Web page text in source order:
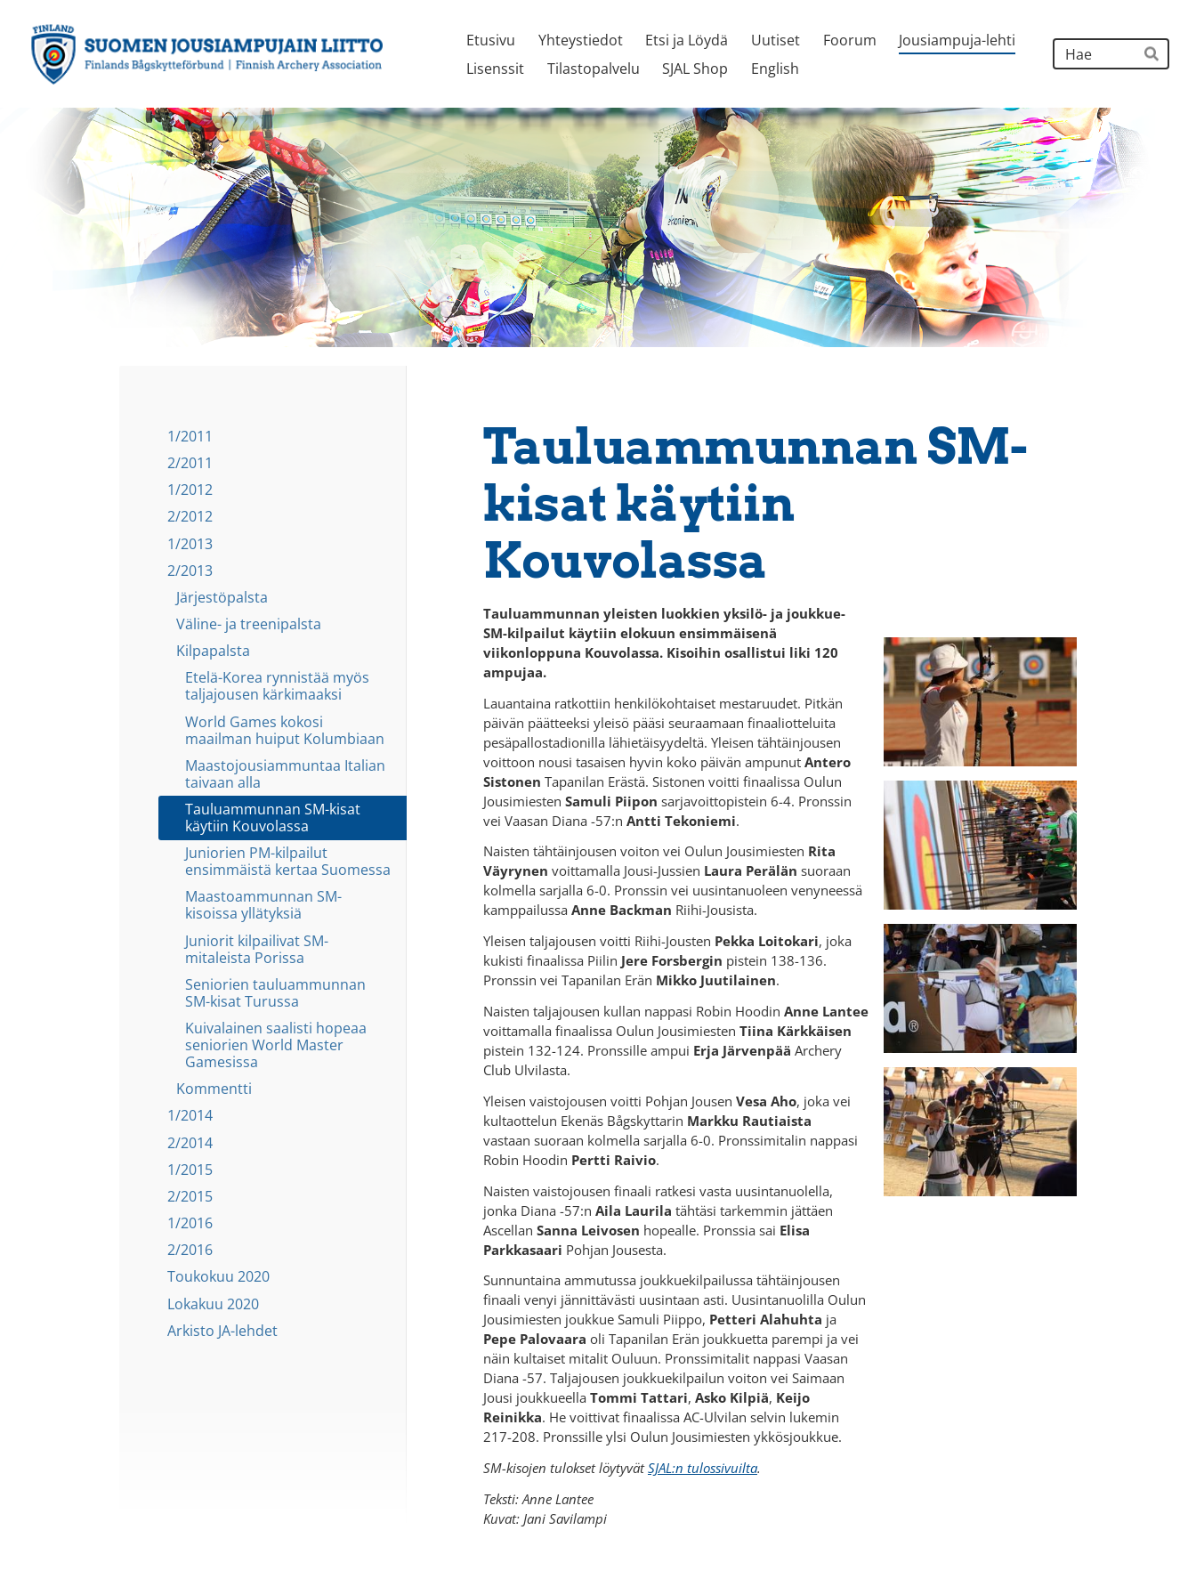
sivun
sisältöön
Suomen Jousiampujain Liitto ry
Etusivu Yhteystiedot Etsi ja Löydä Uutiset Foorum
Jousiampuja-lehti
Lisenssit
Tilastopalvelu SJAL Shop English Hae
1/2011
2/2011
1/2012
2/2012
1/2013
2/2013
Järjestöpalsta
Väline- ja treenipalsta
Kilpapalsta
Etelä-Korea rynnistää myös
taljajousen kärkimaaksi
World Games kokosi
maailman huiput Kolumbiaan
Maastojousiammuntaa Italian
taivaan alla
Tauluammunnan SM-kisat
käytiin Kouvolassa
Juniorien PM-kilpailut
ensimmäistä kertaa Suomessa
Maastoammunnan SM-
kisoissa yllätyksiä
Juniorit kilpailivat SM-
mitaleista Porissa
Seniorien tauluammunnan
SM-kisat Turussa
Kuivalainen saalisti hopeaa
seniorien World Master
Gamesissa
Kommentti
1/2014
2/2014
1/2015
2/2015
1/2016
2/2016
Toukokuu 2020
Lokakuu 2020
Arkisto JA-lehdet
Tauluammunnan SM-
kisat käytiin
Kouvolassa
Tauluammunnan yleisten luokkien yksilö- ja joukkue-
SM-kilpailut käytiin elokuun ensimmäisenä
viikonloppuna Kouvolassa. Kisoihin osallistui liki 120
ampujaa.
Lauantaina ratkottiin henkilökohtaiset mestaruudet. Pitkän
päivän päätteeksi yleisö pääsi seuraamaan finaaliotteluita
pesäpallostadionilla lähietäisyydeltä. Yleisen tähtäinjousen
voittoon nousi tasaisen hyvin koko päivän ampunut Antero
Sistonen Tapanilan Erästä. Sistonen voitti finaalissa Oulun
Jousimiesten Samuli Piipon sarjavoittopistein 6-4. Pronssin
vei Vaasan Diana -57:n Antti Tekoniemi.
Naisten tähtäinjousen voiton vei Oulun Jousimiesten Rita
Väyrynen voittamalla Jousi-Jussien Laura Perälän suoraan
kolmella sarjalla 6-0. Pronssin vei uusintanuoleen venyneessä
kamppailussa Anne Backman Riihi-Jousista.
Yleisen taljajousen voitti Riihi-Jousten Pekka Loitokari, joka
kukisti finaalissa Piilin Jere Forsbergin pistein 138-136.
Pronssin vei Tapanilan Erän Mikko Juutilainen.
Naisten taljajousen kullan nappasi Robin Hoodin Anne Lantee
voittamalla finaalissa Oulun Jousimiesten Tiina Kärkkäisen
pistein 132-124. Pronssille ampui Erja Järvenpää Archery
Club Ulvilasta.
Yleisen vaistojousen voitti Pohjan Jousen Vesa Aho, joka vei
kultaottelun Ekenäs Bågskyttarin Markku Rautiaista
vastaan suoraan kolmella sarjalla 6-0. Pronssimitalin nappasi
Robin Hoodin Pertti Raivio.
Naisten vaistojousen finaali ratkesi vasta uusintanuolella,
jonka Diana -57:n Aila Laurila tähtäsi tarkemmin jättäen
Ascellan Sanna Leivosen hopealle. Pronssia sai Elisa
Parkkasaari Pohjan Jousesta.
Sunnuntaina ammutussa joukkuekilpailussa tähtäinjousen
finaali venyi jännittävästi uusintaan asti. Uusintanuolilla Oulun
Jousimiesten joukkue Samuli Piippo, Petteri Alahuhta ja
Pepe Palovaara oli Tapanilan Erän joukkuetta parempi ja vei
näin kultaiset mitalit Ouluun. Pronssimitalit nappasi Vaasan
Diana -57. Taljajousen joukkuekilpailun voiton vei Saimaan
Jousi joukkueella Tommi Tattari, Asko Kilpiä, Keijo
Reinikka. He voittivat finaalissa AC-Ulvilan selvin lukemin
217-208. Pronssille ylsi Oulun Jousimiesten ykkösjoukkue.
SM-kisojen tulokset löytyvätSJAL:n tulossivuilta.
Teksti: Anne Lantee
Kuvat: Jani Savilampi